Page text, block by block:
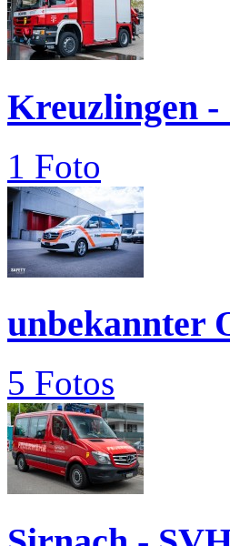
Kreuzlingen -
1 Foto
unbekannter
5 Fotos